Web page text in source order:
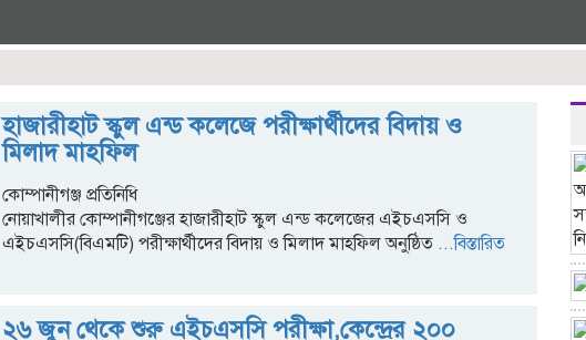
হাজারীহাট স্কুল এন্ড কলেজে পরীক্ষার্থীদের বিদায় ও
মিলাদ মাহফিল
কোম্পানীগঞ্জ প্রতিনিধি
নোয়াখালীর কোম্পানীগঞ্জের হাজারীহাট স্কুল এন্ড কলেজের এইচএসসি ও
এইচএসসি(বিএমটি) পরীক্ষার্থীদের বিদায় ও মিলাদ মাহফিল অনুষ্ঠিত...বিস্তারিত
২৬ জুন থেকে শুরু এইচএসসি পরীক্ষা,কেন্দ্রের ২০০